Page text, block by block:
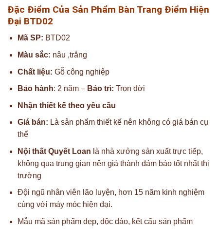
Đặc Điểm Của Sản Phẩm Bàn Trang Điểm Hiện
Đại BTD02
Mã SP: BTD02
Màu sắc: nâu ,trắng
Chất liệu: Gỗ công nghiệp
Bảo hành: 2 năm – Bảo trì: Trọn đời
Nhận thiết kế theo yêu cầu
Giá bán: Là sản phẩm thiết kế nên không có giá bán cụ
thể
Nội thất Quyết Loan là nhà xưởng sản xuất trực tiếp,
không qua trung gian nên giá thành đảm bảo tốt nhất thị
trường
Đội ngũ nhân viên lão luyện, hơn 15 năm kinh nghiệm
cùng với máy móc hiện đại.
Mẫu mã sản phẩm đẹp, độc đáo, kết cấu sản phẩm